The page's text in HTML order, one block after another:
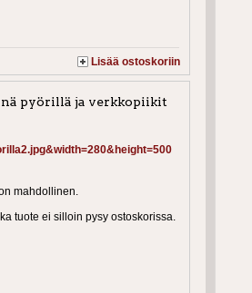
Lisää ostoskoriin
pyörillä ja verkkopiikit
mahdollinen.
tuote ei silloin pysy ostoskorissa.